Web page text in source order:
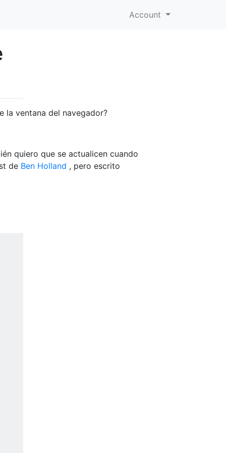
Account
la ventana del navegador?
quiero que se actualicen cuando
de Ben Holland , pero escrito